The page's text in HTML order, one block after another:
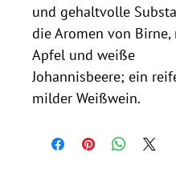
und gehaltvolle
die Aromen von Birne,
Apfel und weiße
Johannisbeere; ein
milder Weißwein.